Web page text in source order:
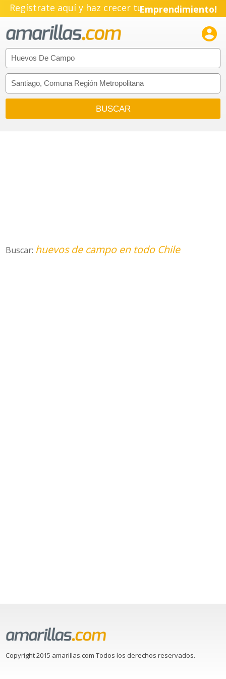
Regístrate aquí y haz crecer tuEmprendimiento!

Buscar: huevos de campo en todo Chile
Copyright 2015 amarillas.com Todos los derechos reservados.